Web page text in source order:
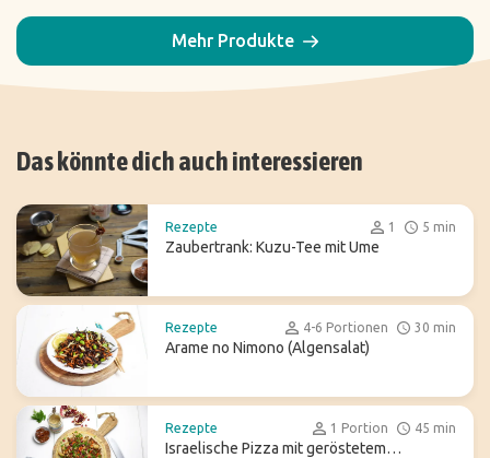
Mehr Produkte
Das könnte dich auch interessieren
Rezepte 1 5 min
Zaubertrank: Kuzu-Tee mit Ume
Rezepte 4-6 Portionen 30 min
Arame no Nimono (Algensalat)
Rezepte 1 Portion 45 min
Israelische Pizza mit geröstetem